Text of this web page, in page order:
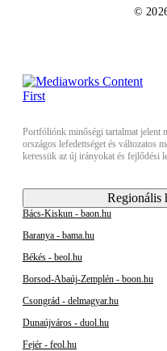
©
Portfóliónk minőségi tartalmat jelent
országos lefedettséget és változatos
keressük az új irányokat és fejlődési
Regionális
Bács-Kiskun - baon.hu
Baranya - bama.hu
Békés - beol.hu
Borsod-Abaúj-Zemplén - boon.hu
Csongrád - delmagyar.hu
Dunaújváros - duol.hu
Fejér - feol.hu